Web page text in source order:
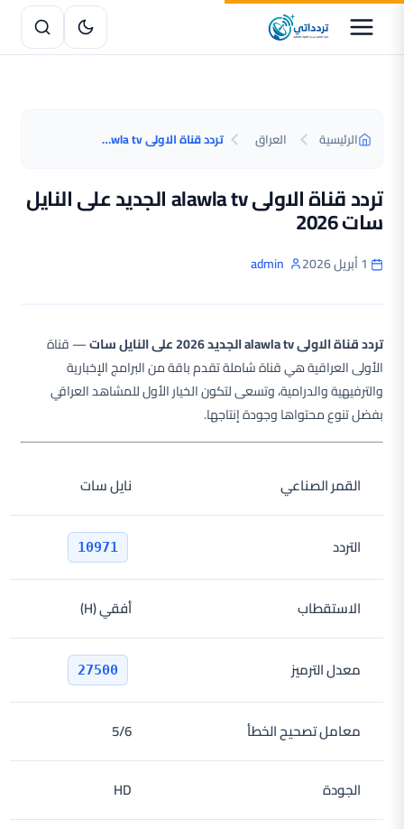
الرئيسية العراق تردد قناة الاولى alawla tv الجديد على النايل سات 2026
تردد قناة الاولى alawla tv الجديد على النايل
سات 2026
admin
تردد قناة الاولى alawla tv الجديد 2026 على النايل سات
— قناة
الأولى العراقية هي قناة شاملة تقدم باقة من البرامج الإخبارية
والترفيهية والدرامية، وتسعى لتكون الخيار الأول للمشاهد العراقي
بفضل تنوع محتواها وجودة إنتاجها.
القمر الصناعي نايل سات
التردد 10971
الاستقطاب أفقي (H)
معدل الترميز 27500
معامل تصحيح الخطأ 5/6
الجودة HD